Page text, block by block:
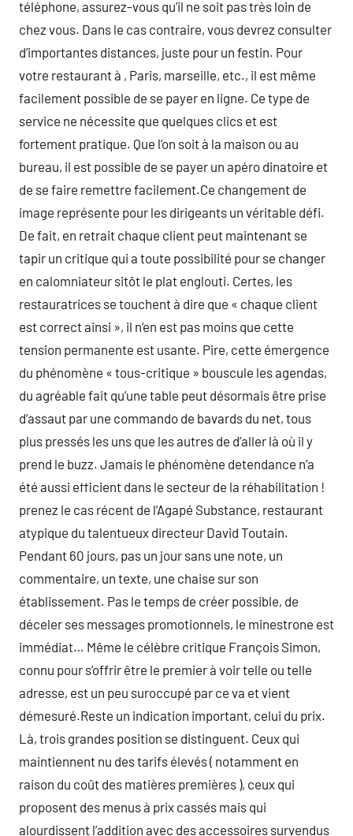
téléphone, assurez-vous qu’il ne soit pas très loin de
chez vous. Dans le cas contraire, vous devrez consulter
d’importantes distances, juste pour un festin. Pour
votre restaurant à , Paris, marseille, etc., il est même
facilement possible de se payer en ligne. Ce type de
service ne nécessite que quelques clics et est
fortement pratique. Que l’on soit à la maison ou au
bureau, il est possible de se payer un apéro dinatoire et
de se faire remettre facilement.Ce changement de
image représente pour les dirigeants un véritable défi.
De fait, en retrait chaque client peut maintenant se
tapir un critique qui a toute possibilité pour se changer
en calomniateur sitôt le plat englouti. Certes, les
restauratrices se touchent à dire que « chaque client
est correct ainsi », il n’en est pas moins que cette
tension permanente est usante. Pire, cette émergence
du phénomène « tous-critique » bouscule les agendas,
du agréable fait qu’une table peut désormais être prise
d’assaut par une commando de bavards du net, tous
plus pressés les uns que les autres de d’aller là où il y
prend le buzz. Jamais le phénomène detendance n’a
été aussi efficient dans le secteur de la réhabilitation !
prenez le cas récent de l’Agapé Substance, restaurant
atypique du talentueux directeur David Toutain.
Pendant 60 jours, pas un jour sans une note, un
commentaire, un texte, une chaise sur son
établissement. Pas le temps de créer possible, de
déceler ses messages promotionnels, le minestrone est
immédiat… Même le célèbre critique François Simon,
connu pour s’offrir être le premier à voir telle ou telle
adresse, est un peu suroccupé par ce va et vient
démesuré.Reste un indication important, celui du prix.
Là, trois grandes position se distinguent. Ceux qui
maintiennent nu des tarifs élevés ( notamment en
raison du coût des matières premières ), ceux qui
proposent des menus à prix cassés mais qui
alourdissent l’addition avec des accessoires survendus